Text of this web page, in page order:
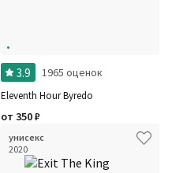
3.9 1965 оценок
Eleventh Hour Byredo
от 350₽
унисекс
2020